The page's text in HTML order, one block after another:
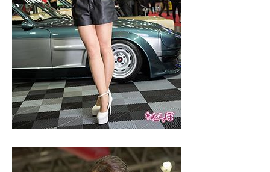
モノづくり技術者専門サイト
エレクトロニクス専門サイト
電子設計の基本と応用
エネルギーの専門メディア
建設×テクノロジーの最前線